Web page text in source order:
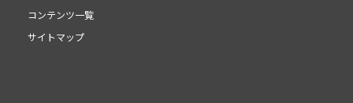
コンテンツ一覧
サイトマップ